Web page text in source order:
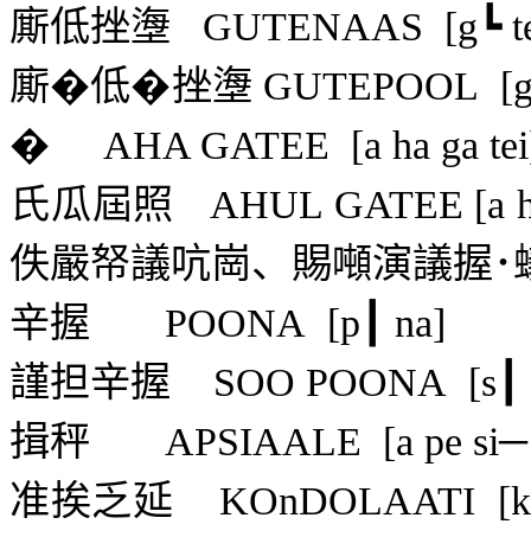
廝低挫塰
GUTENAAS [g┗
廝�低�挫塰 GUTEPOOL
�
AHA GATEE [a ha ga
氏瓜屆照
AHUL GATEE [a
佚嚴帑議吭崗、賜噸演議握
辛握
POONA [p┃ na]
謹担辛握
SOO POONA [s┃
揖秤
APSIAALE [a pe
准挨乏延
KOnDOLAATI